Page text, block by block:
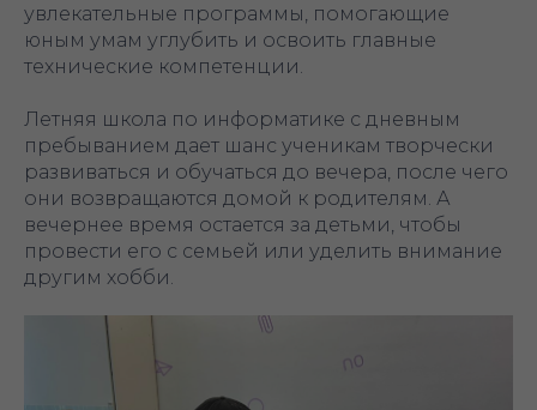
увлекательные программы, помогающие
юным умам углубить и освоить главные
технические компетенции.
Летняя школа по информатике с дневным
пребыванием дает шанс ученикам творчески
развиваться и обучаться до вечера, после чего
они возвращаются домой к родителям. А
вечернее время остается за детьми, чтобы
провести его с семьей или уделить внимание
другим хобби.